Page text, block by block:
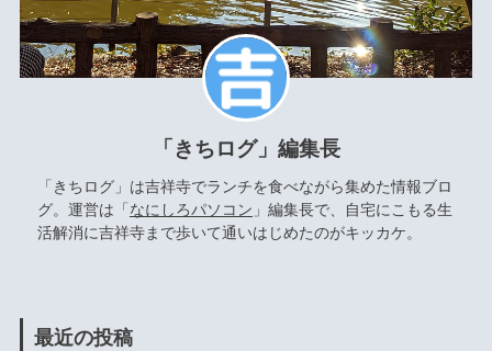
「きちログ」編集長
「きちログ」は吉祥寺でランチを食べながら集めた情報ブロ
グ。運営は「 なにしろパソコン 」編集長で、自宅にこもる生
活解消に吉祥寺まで歩いて通いはじめたのがキッカケ。
最近の投稿